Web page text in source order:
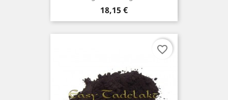
Prix
18,15 €
favorite_border